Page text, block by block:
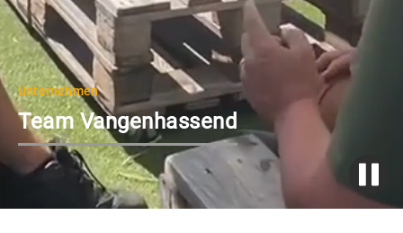
Unternehmen
Team Vangenhassend